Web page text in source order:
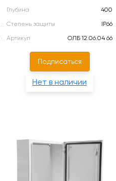
Глубина
400
Степень защиты
IP66
Артикул
ОЛБ 12.06.04 66
Подписаться
Нет в наличии